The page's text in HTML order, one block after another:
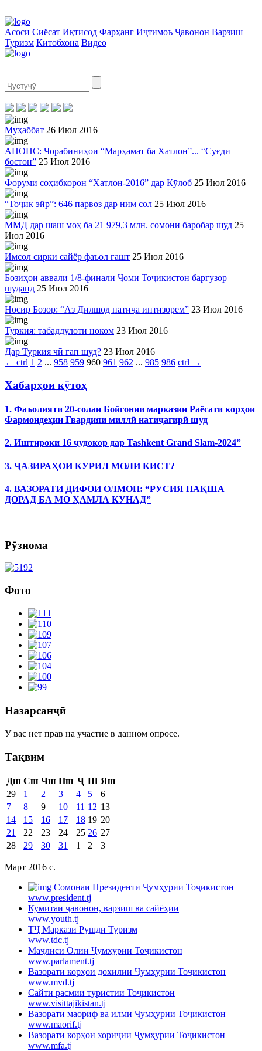
Асосӣ Сиёсат Иқтисод Фарҳанг Иҷтимоъ Ҷавонон Варзиш
Туризм Китобхона Видео
Муҳаббат 26 Июл 2016
АНОНС: Чорабиниҳои “Марҳамат ба Хатлон”... “Суғди
бостон” 25 Июл 2016
Форуми соҳибкорон “Хатлон-2016” дар Кӯлоб 25 Июл 2016
“Тоҷик эйр”: 646 парвоз дар ним сол 25 Июл 2016
ММД дар шаш моҳ ба 21 979,3 млн. сомонӣ баробар шуд 25
Июл 2016
Имсол сирки сайёр фаъол гашт 25 Июл 2016
Бозиҳои аввали 1/8-финали Ҷоми Тоҷикистон баргузор
шуданд 25 Июл 2016
Носир Бозор: “Аз Дилшод натиҷа интизорем” 23 Июл 2016
Туркия: табаддулоти ноком 23 Июл 2016
Дар Туркия чӣ гап шуд? 23 Июл 2016
← ctrl 1 2 ... 958 959 960 961 962 ... 985 986 ctrl →
Хабарҳои кӯтоҳ
1. Фаъолияти 20-солаи Бойгонии марказии Раёсати корҳои
Фармондеҳии Гвардияи миллӣ натиҷагирӣ шуд
2. Иштироки 16 ҷудокор дар Tashkent Grand Slam-2024”
3. ҶАЗИРАҲОИ КУРИЛ МОЛИ КИСТ?
4. ВАЗОРАТИ ДИФОИ ОЛМОН: “РУСИЯ НАҚША
ДОРАД БА МО ҲАМЛА КУНАД”
Рӯзнома
Фото
Назарсанҷӣ
У вас нет прав на участие в данном опросе.
Тақвим
Дш Сш Чш Пш Ҷ Ш Яш
29
1 2 3 4 5
6
7
8 9 10 11 12 13
14
15 16 17 18 19 20
21
22 23 24 25 26 27
28
29 30 31 1 2 3
Март 2016 c.
Cомонаи Президенти Ҷумҳурии Тоҷикистон
www.president.tj
Кумитаи ҷавонон, варзиш ва сайёҳии
www.youth.tj
ТҶ Маркази Рушди Туризм
www.tdc.tj
Маҷлиси Олии Ҷумҳурии Тоҷикистон
www.parlament.tj
Вазорати корҳои дохилии Ҷумҳурии Тоҷикистон
www.mvd.tj
Сайти расмии туристии Тоҷикистон
www.visittajikistan.tj
Вазорати маориф ва илми Ҷумҳурии Тоҷикистон
www.maorif.tj
Вазорати корҳои хориҷии Ҷумҳурии Тоҷикистон
www.mfa.tj